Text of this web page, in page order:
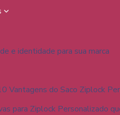
e identidade para sua marca
Vantagens do Saco Ziplock
para Ziplock Personalizado